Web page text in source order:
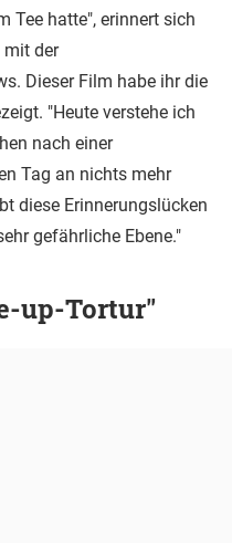
Tee hatte", erinnert sich
mit der
Dieser Film habe ihr die
"Heute verstehe ich
nach einer
Tag an nichts mehr
diese Erinnerungslücken
gefährliche Ebene."
up-Tortur"